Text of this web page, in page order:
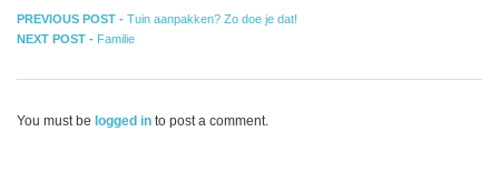
Bericht
PREVIOUS POST - Previous
post:
Tuin aanpakken? Zo doe je dat!
NEXT POST - Next
Familie
You must be logged in to post a comment.